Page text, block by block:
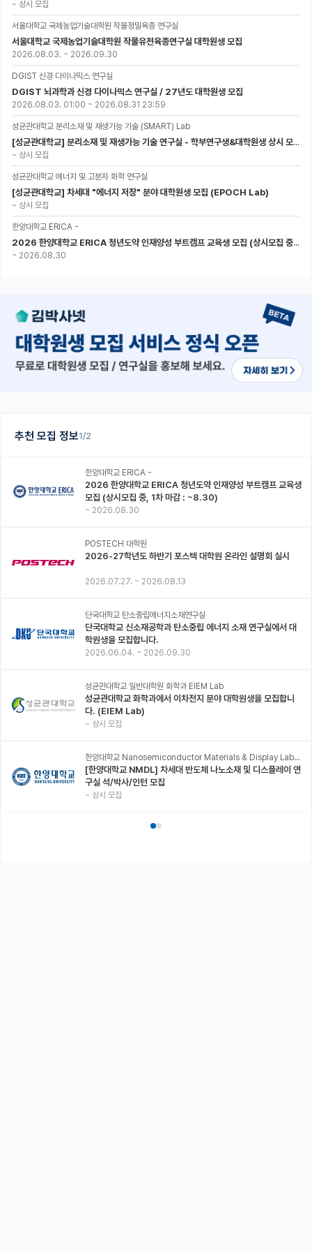
추천 모집 정보1/2
한양대학교 ERICA -
2026 한양대학교 ERICA 청년도약 인재양성 부트캠프 교육생
모집 (상시모집 중, 1차 마감 : ~8.30)
~ 2026.08.30
POSTECH 대학원
2026-27학년도 하반기 포스텍 대학원 온라인 설명회 실시
2026.07.27. ~ 2026.08.13
단국대학교 탄소중립에너지소재연구실
단국대학교 신소재공학과 탄소중립 에너지 소재 연구실에서 대
학원생을 모집합니다.
2026.06.04. ~ 2026.09.30
성균관대학교 일반대학원 화학과 EIEM Lab
성균관대학교 화학과에서 이차전지 분야 대학원생을 모집합니
다. (EIEM Lab)
~ 상시 모집
한양대학교 Nanosemiconductor Materials & Display Laboratory
[한양대학교 NMDL] 차세대 반도체 나노소재 및 디스플레이 연
구실 석/박사/인턴 모집
~ 상시 모집
~ 상시 모집
서울대학교 국제농업기술대학원 작물정밀육종 연구실
서울대학교 국제농업기술대학원 작물유전육종연구실 대학원생 모집
2026.08.03. ~ 2026.09.30
DGIST 신경 다이나믹스 연구실
DGIST 뇌과학과 신경 다이나믹스 연구실 / 27년도 대학원생 모집
2026.08.03. 01:00 ~ 2026.08.31 23:59
성균관대학교 분리소재 및 재생가능 기술 (SMART) Lab
[성균관대학교] 분리소재 및 재생가능 기술 연구실 - 학부연구생&대학원생 상시 모집 (미래에너지공학과)
~ 상시 모집
성균관대학교 에너지 및 고분자 화학 연구실
[성균관대학교] 차세대 "에너지 저장" 분야 대학원생 모집 (EPOCH Lab)
~ 상시 모집
한양대학교 ERICA -
2026 한양대학교 ERICA 청년도약 인재양성 부트캠프 교육생 모집 (상시모집 중, 1차 마감 : ~8.30)
~ 2026.08.30